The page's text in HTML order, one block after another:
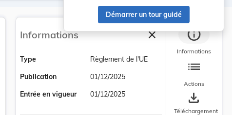
Démarrer un tour guidé
Informations closeFermer la barre
Type
Règlement de l'UE
Publication
01/12/2025
Entrée en vigueur
01/12/2025
info
Informations
list
Actions
save_alt
Téléchargement